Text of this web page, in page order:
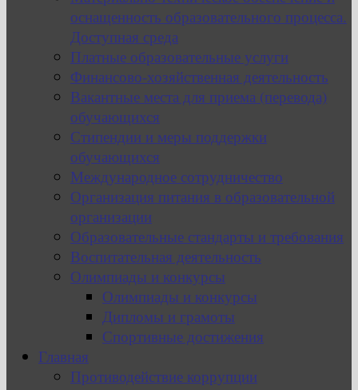
оснащенность образовательного процесса.
Доступная среда
Платные образовательные услуги
Финансово-хозяйственная деятельность
Вакантные места для приема (перевода)
обучающихся
Стипендии и меры поддержки
обучающихся
Международное сотрудничество
Организация питания в образовательной
организации
Образовательные стандарты и требования
Воспитательная деятельность
Олимпиады и конкурсы
Олимпиады и конкурсы
Дипломы и грамоты
Спортивные достижения
Главная
Противодействие коррупции